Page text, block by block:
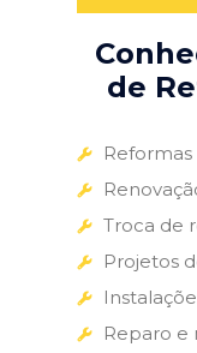
de
Troca de
Projetos
Reparo e